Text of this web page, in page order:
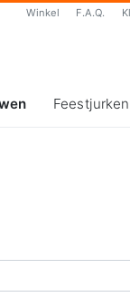
Winkel F.A.Q.
Feestjurken